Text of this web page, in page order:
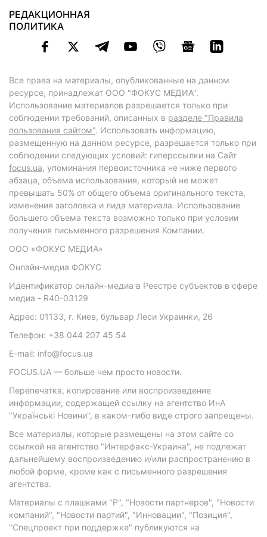
РЕДАКЦИОННАЯ
ПОЛИТИКА
Все права на материалы, опубликованные на данном
ресурсе, принадлежат ООО "ФОКУС МЕДИА".
Использование материалов разрешается только при
соблюдении требований, описанных в разделе "Правила
пользования сайтом". Использовать информацию,
размещенную на данном ресурсе, разрешается только при
соблюдении следующих условий: гиперссылки на Сайт
focus.ua, упоминания первоисточника не ниже первого
абзаца, объема использования, который не может
превышать 50% от общего объема оригинального текста,
изменения заголовка и лида материала. Использование
большего объема текста возможно только при условии
получения письменного разрешения Компании.
ООО «ФОКУС МЕДИА»
Онлайн-медиа ФОКУС
Идентификатор онлайн-медиа в Реестре субъектов в сфере
медиа - R40-03129
Адрес: 01133, г. Киев, бульвар Леси Украинки, 26
Телефон: +38 044 207 45 54
E-mail: info@focus.ua
FOCUS.UA — больше чем просто новости.
Перепечатка, копирование или воспроизведение
информации, содержащей ссылку на агентство ИнА
"Українські Новини", в каком-либо виде строго запрещены.
Все материалы, которые размещены на этом сайте со
ссылкой на агентство "Интерфакс-Украина", не подлежат
дальнейшему воспроизведению и/или распространению в
любой форме, кроме как с письменного разрешения
агентства.
Материалы с плашками "Р", "Новости партнеров", "Новости
компаний", "Новости партий", "Инновации", "Позиция",
"Спецпроект при поддержке" публикуются на